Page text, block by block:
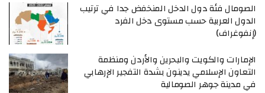
الصومال فئة دول الدخل المنخفض جدا في ترتيب
الدول العربية حسب مستوى دخل الفرد
(إنفوغراف)
الإمارات والكويت والبحرين والأردن ومنظمة
التعاون الإسلامي يدينون بشدة التفجير الإرهابي
في مدينة جوهر الصومالية